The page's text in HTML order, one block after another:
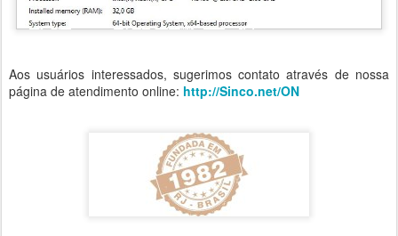
Aos usuários interessados, sugerimos contato através de nossa
página de atendimento online: http://Sinco.net/ON